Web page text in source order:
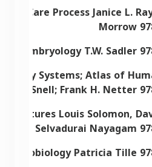
Care Process Janice L.
Morrow
Embryology T.W. Sadler
by Systems; Atlas of
S. Snell; Frank H. Netter
Fractures Louis Solomon,
Selvadurai Nayagam
Patricia Tille